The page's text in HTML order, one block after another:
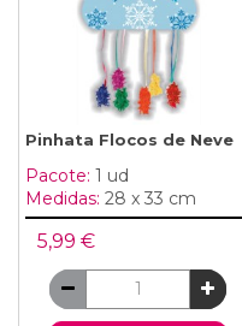
Pinhata Flocos de Neve
Pacote: 1 ud
Medidas: 28 x 33 cm
5,99 €